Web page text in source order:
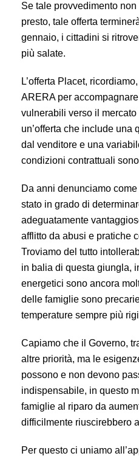
Se tale provvedimento
presto, tale offerta
gennaio, i cittadini si
più salate.
L’offerta Placet,
ARERA per
vulnerabili verso il mercato
un’offerta che include una
dal venditore e una
condizioni contrattuali
Da anni denunciamo
stato in grado di
adeguatamente
afflitto da abusi e pratiche
Troviamo del tutto
in balia di questa giungla,
energetici sono ancora
delle famiglie sono
temperature sempre più
Capiamo che il Governo,
altre priorità, ma le
possono e non devono
indispensabile, in questo
famiglie al riparo da
difficilmente riuscirebbero
Per questo ci uniamo